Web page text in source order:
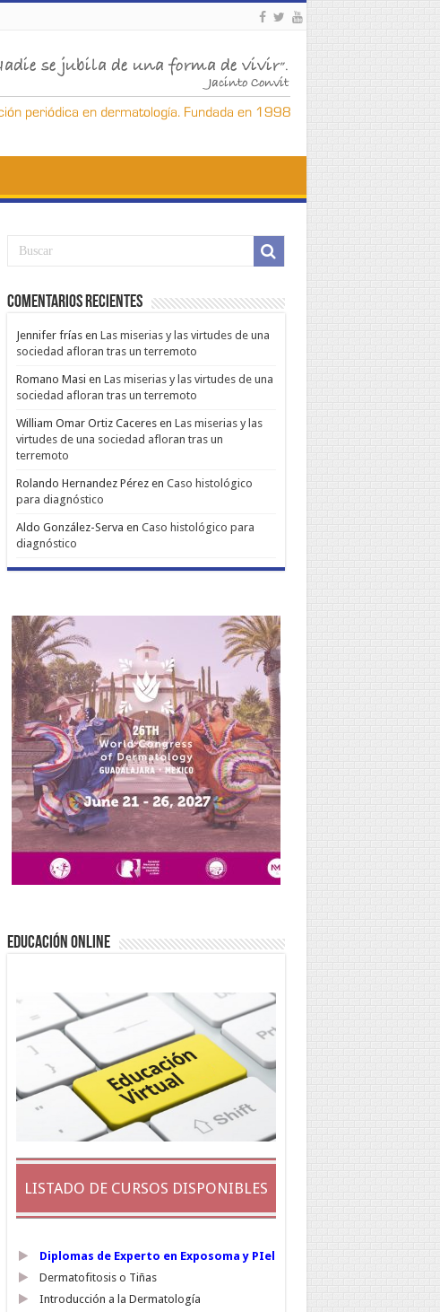
Comentarios Recientes
Jennifer fríasen Las miserias y las virtudes de una
sociedad afloran tras un terremoto
Romano Masi en Las miserias y las virtudes de una
sociedad afloran tras un terremoto
William Omar Ortiz Caceresen Las miserias y las
virtudes de una sociedad afloran tras un
terremoto
Rolando Hernandez Pérezen Caso histológico
para diagnóstico
Aldo González-Serva en Caso histológico para
diagnóstico
EDUCACIÓN ONLINE
LISTADO DE CURSOS DISPONIBLES
Diplomas de Experto en Exposoma y PIel
Dermatofitosis o Tiñas
Introducción a la Dermatología